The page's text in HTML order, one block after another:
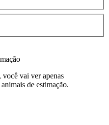
você vai ver apenas
de estimação.